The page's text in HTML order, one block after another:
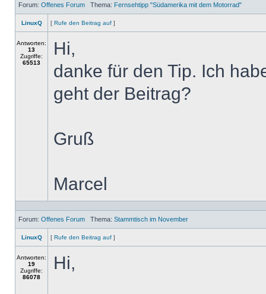
Forum: Offenes Forum Thema: Fernsehtipp "Südamerika mit dem Motorrad"
LinuxQ [ Rufe den Beitrag auf ]
Antworten:
13
Zugriffe:
65513
Hi,
danke für den Tip. Ich
geht der Beitrag?
Gruß
Marcel
Forum: Offenes Forum Thema: Stammtisch im November
LinuxQ [ Rufe den Beitrag auf ]
Antworten:
19
Zugriffe:
86078
Hi,